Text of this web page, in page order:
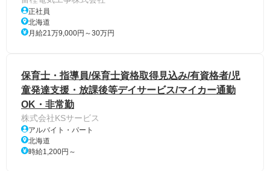
正社員
北海道
月給21万9,000円～30万円
保育士・指導員/保育士資格取得見込み/有資格者/児
童発達支援・放課後等デイサービス/マイカー通勤
OK・非常勤
株式会社KSサービス
アルバイト・パート
北海道
時給1,200円～